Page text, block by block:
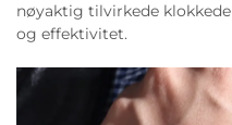
nøyaktig tilvirkede
og effektivitet.